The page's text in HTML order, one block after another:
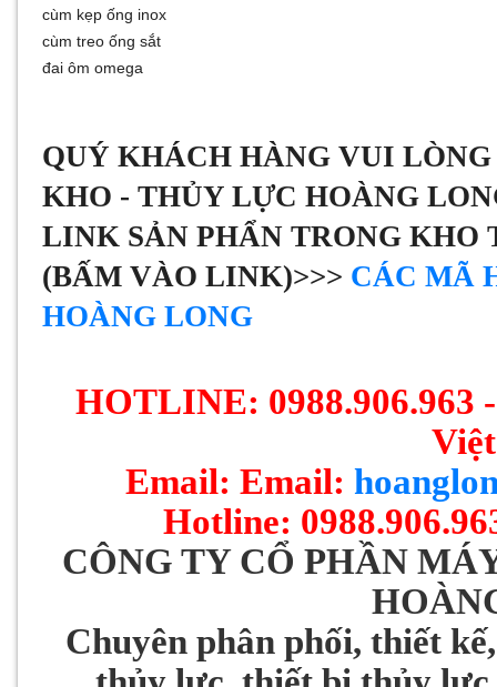
cùm kẹp ống inox
cùm treo ống sắt
đai ôm omega
QUÝ KHÁCH HÀNG VUI
KHO - THỦY LỰC HOÀNG
LINK SẢN PHẨN TRONG KHO
(BẤM VÀO LINK)>>> CÁC MÃ
HOÀNG LONG
HOTLINE: 0988.906.963
Email: Email:
Hotline:
CÔNG TY CỔ PHẦN
Chuyên phân phối, thiết